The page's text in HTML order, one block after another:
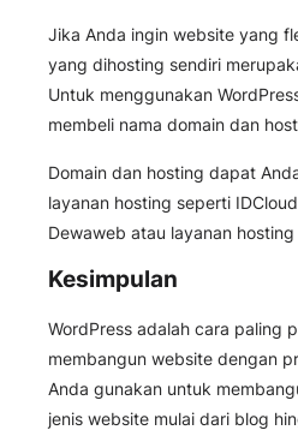
Jika Anda ingin website yang
yang dihosting sendiri
Untuk menggunakan
membeli nama domain dan
Domain dan hosting dapat
layanan hosting seperti
Dewaweb atau layanan hosting
Kesimpulan
WordPress adalah cara paling
membangun website dengan
Anda gunakan untuk
jenis website mulai dari blog